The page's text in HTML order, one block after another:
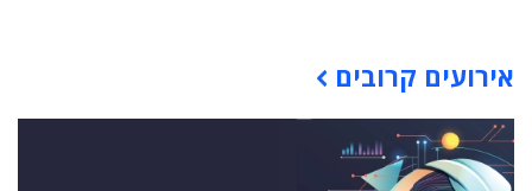
אירועים קרובים